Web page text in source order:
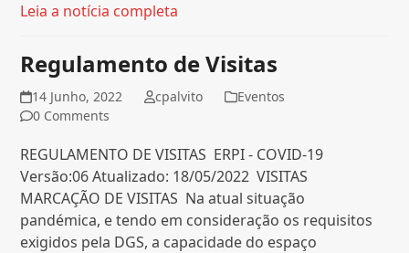
Leia a notícia completa
Regulamento de Visitas
14 Junho, 2022 cpalvito
Eventos
0 Comments
REGULAMENTO DE VISITAS ERPI - COVID-19
Versão:06 Atualizado: 18/05/2022 VISITAS
MARCAÇÃO DE VISITAS Na atual situação
pandémica, e tendo em consideração os requisitos
exigidos pela DGS, a capacidade do espaço